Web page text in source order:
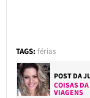
TAGS: férias
POST DA
COISAS
VIAGENS